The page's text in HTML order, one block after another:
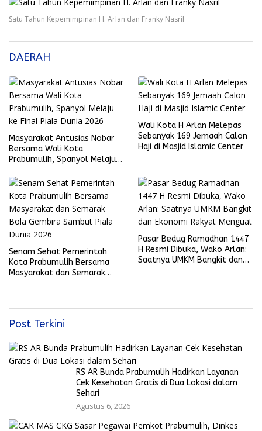
Satu Tahun Kepemimpinan H. Arlan dan Franky Nasril
DAERAH
Masyarakat Antusias Nobar
Bersama Wali Kota
Prabumulih, Spanyol Melaju
Wali Kota H Arlan Melepas
Sebanyak 169 Jemaah Calon
Haji di Masjid Islamic Center
Senam Sehat Pemerintah
Kota Prabumulih Bersama
Masyarakat dan Semarak
Pasar Bedug Ramadhan 1447
H Resmi Dibuka, Wako Arlan:
Saatnya UMKM Bangkit dan
Post Terkini
RS AR Bunda Prabumulih Hadirkan Layanan
Cek Kesehatan Gratis di Dua Lokasi dalam
Sehari
Agustus 6, 2026